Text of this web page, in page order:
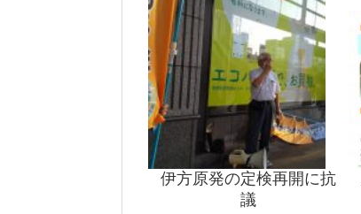
伊方原発の定検再開に抗
議